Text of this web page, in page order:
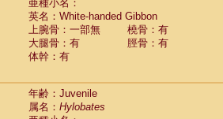
brunnescens
cyclopis (50)
fascicularis (324)
fuscata
yakui
fuscatahybrid(1)
maura(10)
mulatta(91)
亜種小名：
英名：White-handed Gibbon
上腕骨：一部無
橈骨：有
大腿骨：有
脛骨：有
体幹：有
年齢：Juvenile
属名： Hylobates